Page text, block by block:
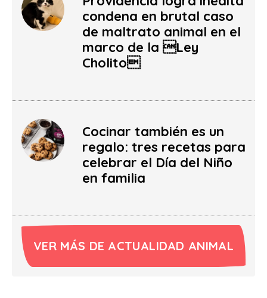
condena en brutal caso
de maltrato animal en el
marco de la Ley
Cholito
Cocinar también es un
regalo: tres recetas para
celebrar el Día del Niño
en familia
VER MÁS DE ACTUALIDAD ANIMAL